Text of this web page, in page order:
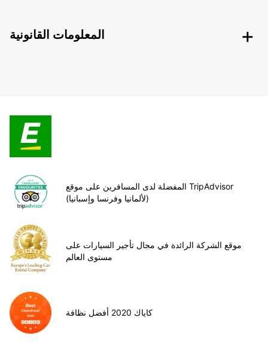
المعلومات القانونية
المفضلة لدى المسافرين على موقع TripAdvisor
(لألمانيا وفرنسا وإسبانيا)
موقع الشركة الرائدة في مجال تأجير السيارات على
مستوى العالم
كاياك 2020 أفضل نظافة